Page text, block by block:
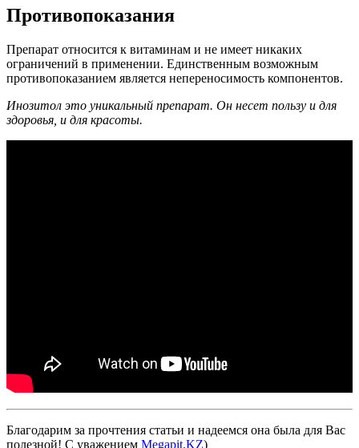
Противопоказания
Препарат относится к витаминам и не имеет никаких
ограничений в применении. Единственным возможным
противопоказанием является непереносимость компонентов.
Инозитол это уникальный препарат. Он несет пользу и для
здоровья, и для красоты.
Благодарим за прочтения статьи и надеемся она была для Вас
полезной! С уважением Megapit.KZ)